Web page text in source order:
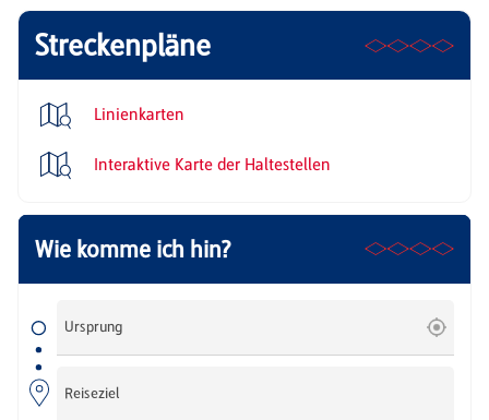
Streckenpläne
Linienkarten
Interaktive Karte der Haltestellen